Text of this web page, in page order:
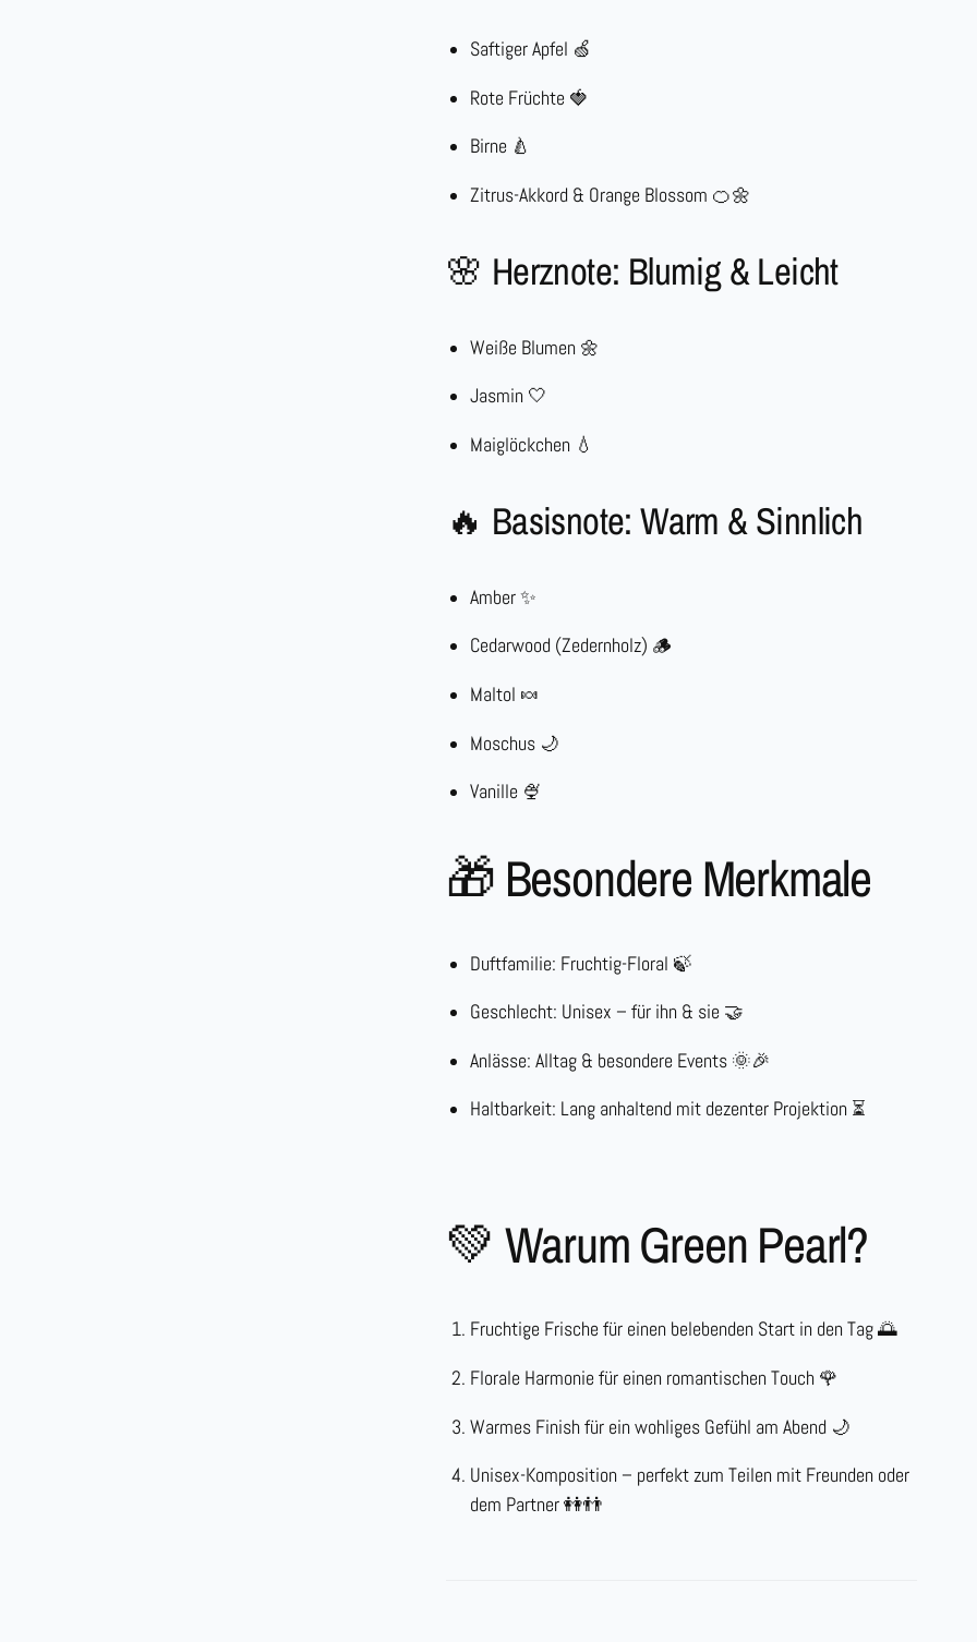
Saftiger Apfel 🍏
Rote Früchte 🍓
Birne 🍐
Zitrus-Akkord & Orange Blossom 🍊🌼
🌸 Herznote: Blumig & Leicht
Weiße Blumen 🌼
Jasmin 🤍
Maiglöckchen 💧
🔥 Basisnote: Warm & Sinnlich
Amber✨
Cedarwood (Zedernholz) 🪵
Maltol 🍬
Moschus 🌙
Vanille 🍨
🎁 Besondere Merkmale
Duftfamilie: Fruchtig-Floral 🍃
Geschlecht: Unisex – für ihn & sie 🤝
Anlässe: Alltag & besondere Events 🌞🎉
Haltbarkeit: Lang anhaltend mit dezenter Projektion ⏳
💚 Warum Green Pearl?
Fruchtige Frische für einen belebenden Start in den Tag 🌅
Florale Harmonie für einen romantischen Touch 🌹
Warmes Finish für ein wohliges Gefühl am Abend 🌙
Unisex-Komposition – perfekt zum Teilen mit Freunden oder
dem Partner 👭👬